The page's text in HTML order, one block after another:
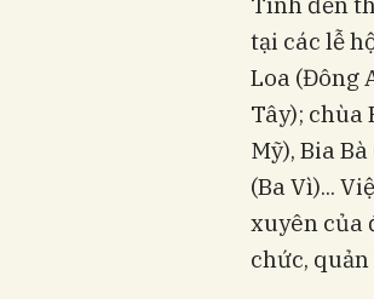
tại các lễ
Loa (Đông
Tây); chùa
Mỹ), Bia
(Ba Vì)...
xuyên của
chức,